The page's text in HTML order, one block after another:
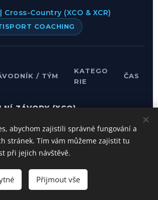
Cross-Country (XCO & XCR)
COACHING
/ TÝM
KATEGO
RIE
ČAS
ZÁVODY (XCO)
Junioři
1:01
:41,
Erbenová
ČR
Kadetky
abychom zajistili správné fungování a
stránek. Tím vám můžeme zajistit tu
při jejich návštěvě.
Přijmout vše